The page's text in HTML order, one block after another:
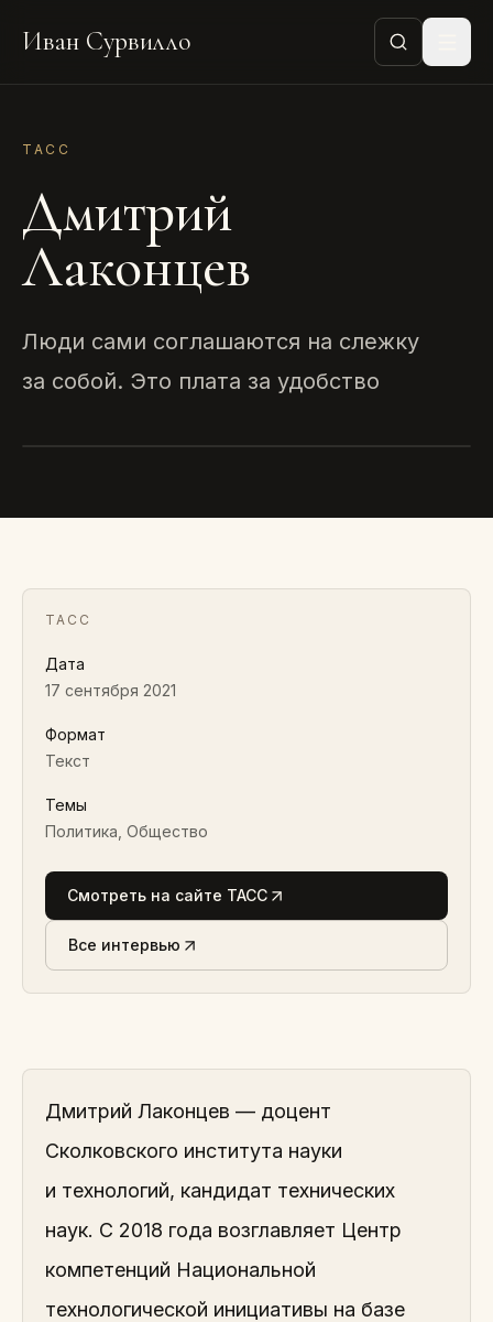
Иван Сурвилло
ТАСС
Дмитрий
Лаконцев
Люди сами соглашаются на слежку
за собой. Это плата за удобство
ТАСС
Дата
17 сентября 2021
Формат
Текст
Темы
Политика, Общество
Смотреть на сайте ТАСС
Все интервью
Дмитрий Лаконцев — доцент
Сколковского института науки
и технологий, кандидат технических
наук. С 2018 года возглавляет Центр
компетенций Национальной
технологической инициативы на базе